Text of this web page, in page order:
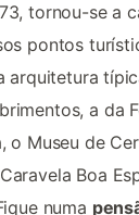
tornou-se a
pontos
arquitetura
a da
o Museu de
Boa
numa